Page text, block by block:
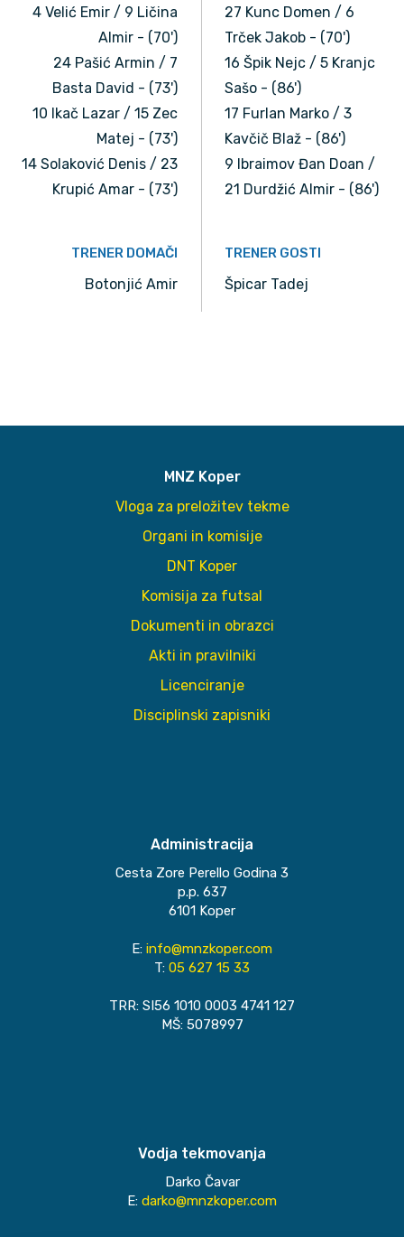
4 Velić Emir / 9 Ličina
Almir - (70')
24 Pašić Armin / 7
Basta David - (73')
10 Ikač Lazar / 15 Zec
Matej - (73')
14 Solaković Denis / 23
Krupić Amar - (73')
27 Kunc Domen / 6
Trček Jakob - (70')
16 Špik Nejc / 5 Kranjc
Sašo - (86')
17 Furlan Marko / 3
Kavčič Blaž - (86')
9 Ibraimov Đan Doan /
21 Durdžić Almir - (86')
TRENER DOMAČI
Botonjić Amir
TRENER GOSTI
Špicar Tadej
MNZ Koper
Vloga za preložitev tekme
Organi in komisije
DNT Koper
Komisija za futsal
Dokumenti in obrazci
Akti in pravilniki
Licenciranje
Disciplinski zapisniki
Administracija
Cesta Zore Perello Godina 3
p.p. 637
6101 Koper
E: info@mnzkoper.com
T: 05 627 15 33
TRR: SI56 1010 0003 4741 127
MŠ: 5078997
Vodja tekmovanja
Darko Čavar
E: darko@mnzkoper.com